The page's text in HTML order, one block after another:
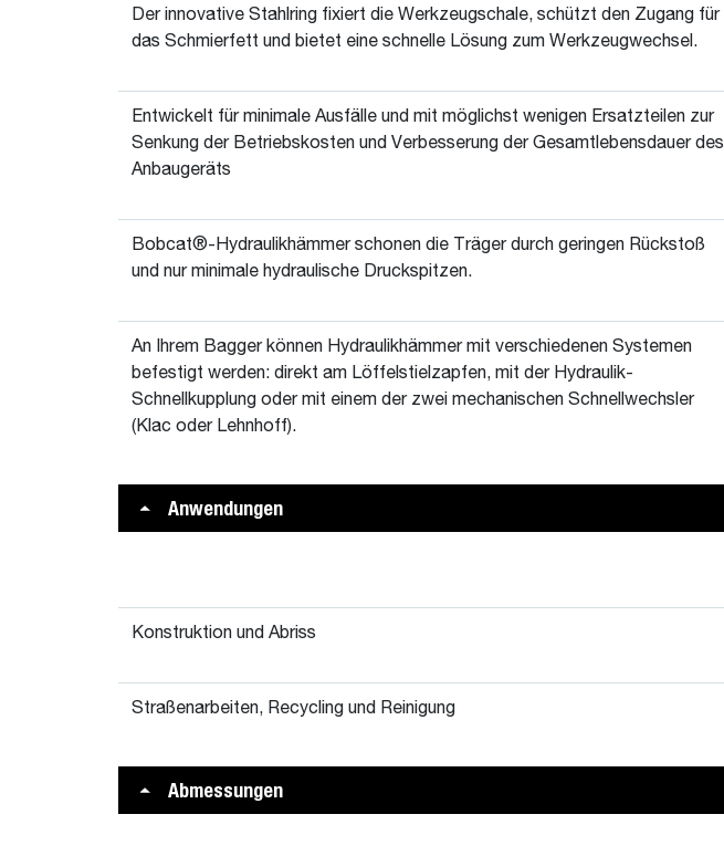
Der innovative Stahlring fixiert die Werkzeugschale, schützt den Zugang für
das Schmierfett und bietet eine schnelle Lösung zum Werkzeugwechsel.
Entwickelt für minimale Ausfälle und mit möglichst wenigen Ersatzteilen zur
Senkung der Betriebskosten und Verbesserung der Gesamtlebensdauer des
Anbaugeräts
Bobcat®-Hydraulikhämmer schonen die Träger durch geringen Rückstoß
und nur minimale hydraulische Druckspitzen.
An Ihrem Bagger können Hydraulikhämmer mit verschiedenen Systemen
befestigt werden: direkt am Löffelstielzapfen, mit der Hydraulik-
Schnellkupplung oder mit einem der zwei mechanischen Schnellwechsler
(Klac oder Lehnhoff).
Anwendungen
Konstruktion und Abriss
Straßenarbeiten, Recycling und Reinigung
Abmessungen